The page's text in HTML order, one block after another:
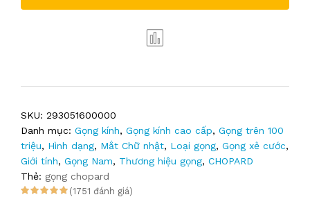
SKU: 293051600000
Danh mục: Gọng kính, Gọng kính cao cấp, Gọng trên 100
triệu, Hình dạng, Mắt Chữ nhật, Loại gọng, Gọng xẻ cước,
Giới tính, Gọng Nam, Thương hiệu gọng, CHOPARD
Thẻ: gọng chopard
(1751 đánh giá)